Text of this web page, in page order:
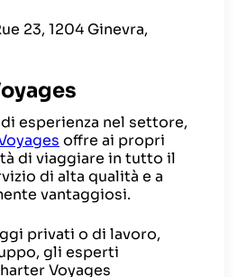
23, 1204 Ginevra,
esperienza nel settore,
offre ai propri
di viaggiare in tutto il
di alta qualità e a
vantaggiosi.
privati o di lavoro,
gli esperti
Voyages